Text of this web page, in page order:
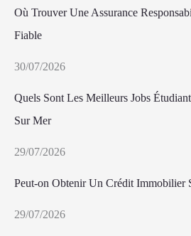
Où Trouver Une Assurance
Fiable
30/07/2026
Quels Sont Les Meilleurs Jobs
Sur Mer
29/07/2026
Peut-on Obtenir Un Crédit Immobilier
29/07/2026